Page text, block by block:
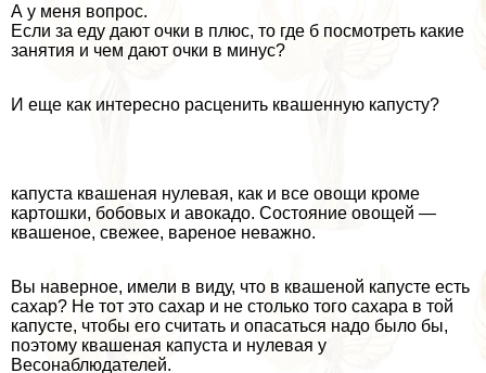
А у меня вопрос.
Если за еду дают очки в плюс, то где б посмотреть какие
занятия и чем дают очки в минус?
И еще как интересно расценить квашенную капусту?
капуста квашеная нулевая, как и все овощи кроме
картошки, бобовых и авокадо. Состояние овощей —
квашеное, свежее, вареное неважно.
Вы наверное, имели в виду, что в квашеной капусте есть
сахар? Не тот это сахар и не столько того сахара в той
капусте, чтобы его считать и опасаться надо было бы,
поэтому квашеная капуста и нулевая у
Весонаблюдателей.